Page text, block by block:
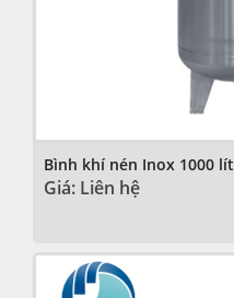
Bình khí nén Inox 1000 lít
Giá: Liên hệ